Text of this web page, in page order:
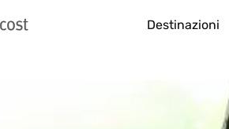
Destinazioni